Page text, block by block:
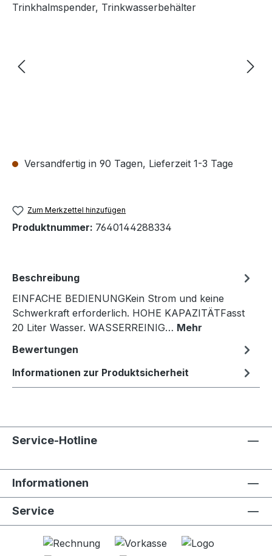
Versandfertig in 90 Tagen, Lieferzeit 1-3 Tage
Zum Merkzettel hinzufügen
Produktnummer: 7640144288334
Beschreibung
EINFACHE BEDIENUNGKein Strom und keine
Schwerkraft erforderlich. HOHE KAPAZITÄTFasst
20 Liter Wasser. WASSERREINIG… Mehr
Bewertungen
Informationen zur Produktsicherheit
Service-Hotline
Informationen
Service